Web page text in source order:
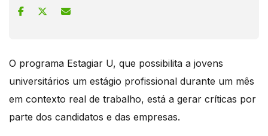
O programa Estagiar U, que possibilita a jovens
universitários um estágio profissional durante um mês
em contexto real de trabalho, está a gerar críticas por
parte dos candidatos e das empresas.